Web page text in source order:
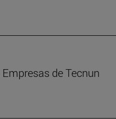
de Tecnun